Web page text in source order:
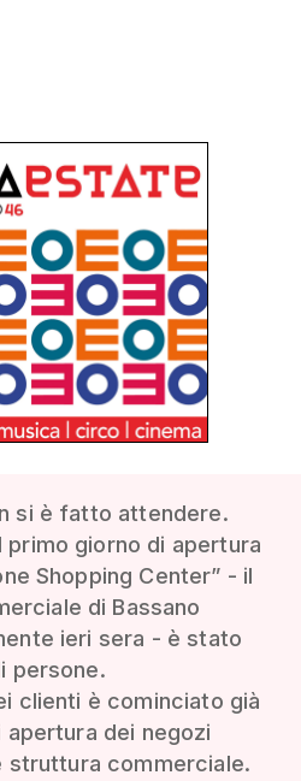
si è fatto attendere.
primo giorno di apertura
Shopping Center” - il
di Bassano
ieri sera - è stato
persone.
clienti è cominciato già
dei negozi
struttura commerciale.